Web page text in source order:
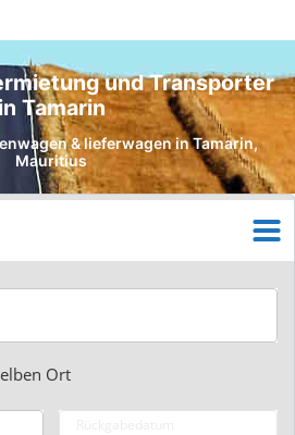
und Transporter
in Tamarin
& lieferwagen in Tamarin,
Mauritius
Ort